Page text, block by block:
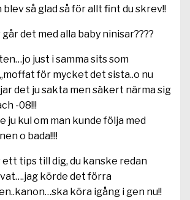
blev så glad så för allt fint du skrev!!
går det med alla baby ninisar????
just i samma sits som
för mycket det sista..o nu
det ju sakta men säkert närma sig
-08!!!
ju kul om man kunde följa med
o bada!!!!
ett tips till dig, du kanske redan
körde det förra
köra igång i gen nu!!